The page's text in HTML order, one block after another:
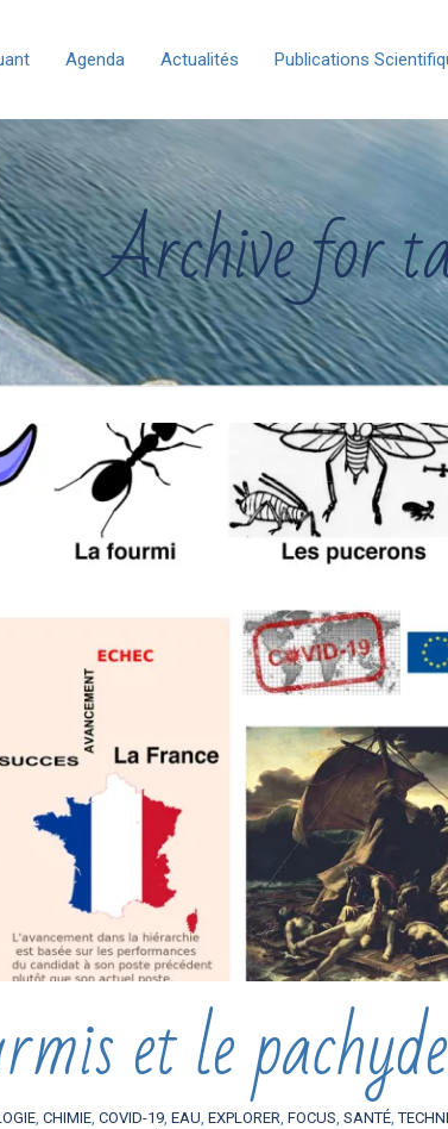
Agenda Actualités Publications
Archive for
et le
, CHIMIE, COVID-19, EAU, EXPLORER, FOCUS, SANTÉ,